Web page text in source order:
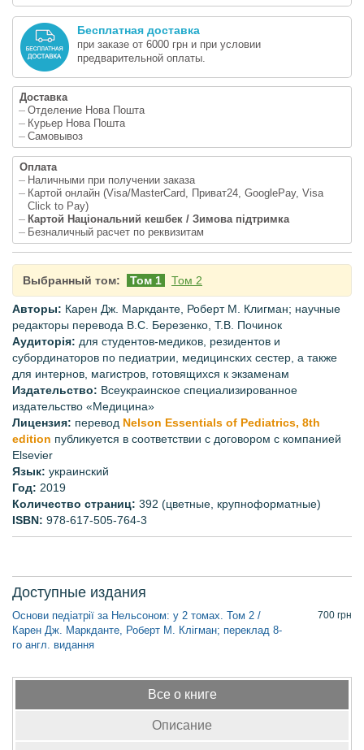
Бесплатная доставка
при заказе от 6000 грн и при условии
предварительной оплаты.
Доставка
Отделение Нова Пошта
Курьер Нова Пошта
Самовывоз
Оплата
Наличными при получении заказа
Картой онлайн (Visa/MasterCard, Приват24, GooglePay, Visa
Click to Pay)
Картой Національний кешбек / Зимова підтримка
Безналичный расчет по реквизитам
Выбранный том: Том 1 Том 2
Авторы: Карен Дж. Маркданте, Роберт М. Клигман; научные
редакторы перевода В.С. Березенко, Т.В. Починок
Аудиторія: для студентов-медиков, резидентов и
субординаторов по педиатрии, медицинских сестер, а также
для интернов, магистров, готовящихся к экзаменам
Издательство: Всеукраинское специализированное
издательство «Медицина»
Лицензия: перевод Nelson Essentials of Pediatrics, 8th
edition публикуется в соответствии с договором с компанией
Elsevier
Язык: украинский
Год: 2019
Количество страниц: 392 (цветные, крупноформатные)
ISBN: 978-617-505-764-3
Доступные издания
Основи педіатрії за Нельсоном: у 2 томах. Том 2 /
Карен Дж. Маркданте, Роберт М. Клігман; переклад 8-
го англ. видання
700 грн
Все о книге
Описание